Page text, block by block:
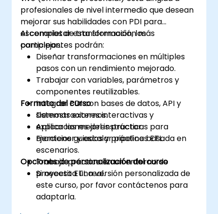
profesionales de nivel intermedio que desean
mejorar sus habilidades con PDI para
escenarios de transformación más
complejos.
Al completar esta formación, los
participantes podrán:
Diseñar transformaciones en múltiples
pasos con un rendimiento mejorado.
Trabajar con variables, parámetros y
componentes reutilizables.
Integrar PDI con bases de datos, API y
sistemas externos.
Aplicar las mejores prácticas para
mantener y escalar pipelines ETL.
Formato del curso
Demostraciones interactivas y
explicaciones del instructor.
Ejercicios guiados y práctica basada en
escenarios.
Trabajo práctico en un entorno de
proyecto ETL real.
Opciones de personalización del curso
Si necesita una versión personalizada de
este curso, por favor contáctenos para
adaptarla.